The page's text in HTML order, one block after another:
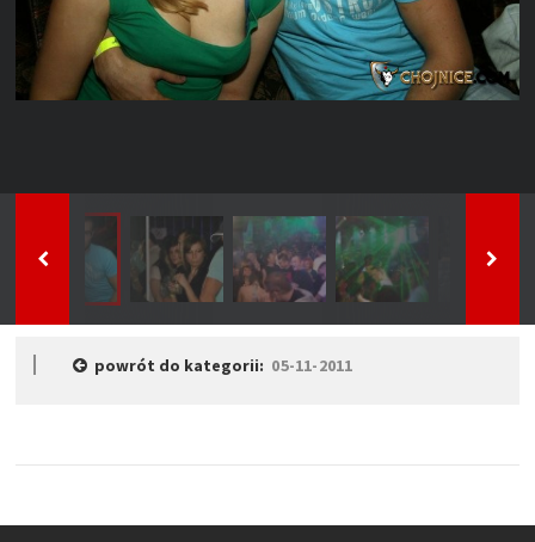
powrót do kategorii: 05-11-2011